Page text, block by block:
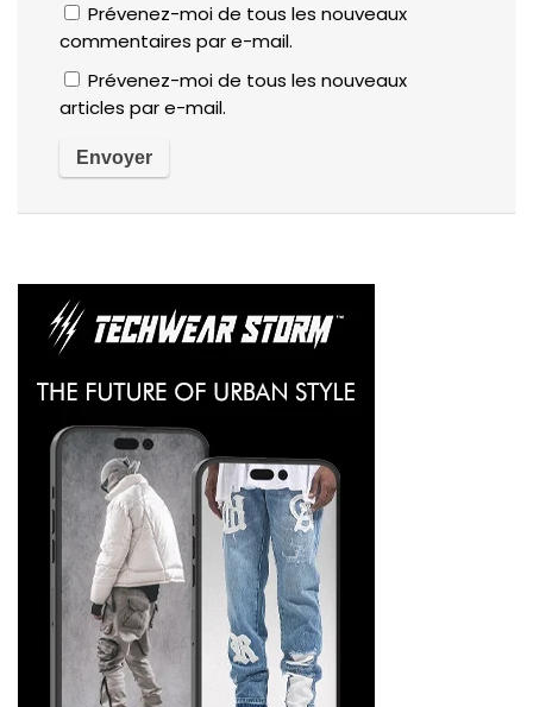
Prévenez-moi de tous les nouveaux
commentaires par e-mail.
Prévenez-moi de tous les nouveaux
articles par e-mail.